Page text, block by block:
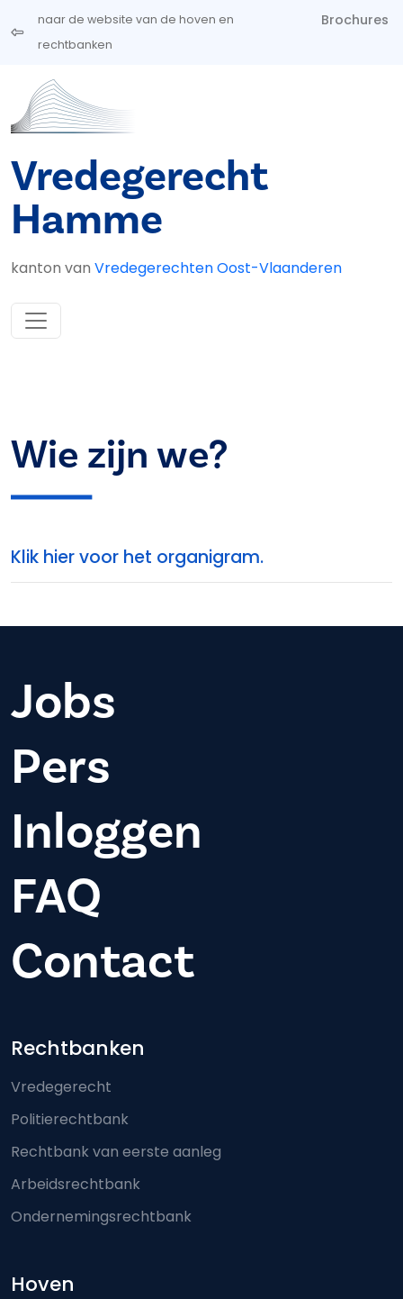
Overslaan en naar de inhoud gaan
naar de website van de hoven en
rechtbanken
Brochures
Vredegerecht
Hamme
kanton van Vredegerechten Oost-Vlaanderen
Wie zijn we?
Klik hier voor het organigram.
Jobs
Pers
Inloggen
FAQ
Contact
Footer-menu
Rechtbanken
Vredegerecht
Politierechtbank
Rechtbank van eerste aanleg
Arbeidsrechtbank
Ondernemingsrechtbank
Hoven